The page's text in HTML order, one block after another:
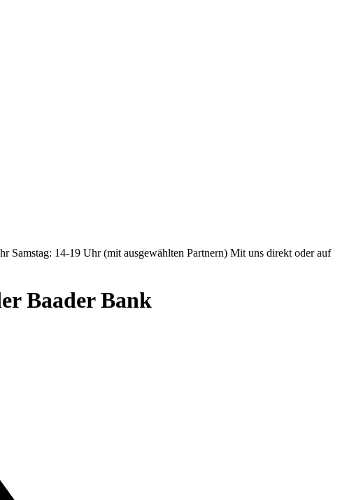
Samstag: 14-19 Uhr (mit ausgewählten Partnern) Mit uns direkt oder auf
Baader Bank